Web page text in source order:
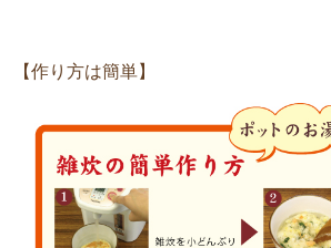
【作り方は簡単】